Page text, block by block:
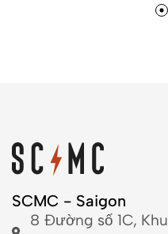
SCMC - Saigon
8 Đường số 1C,